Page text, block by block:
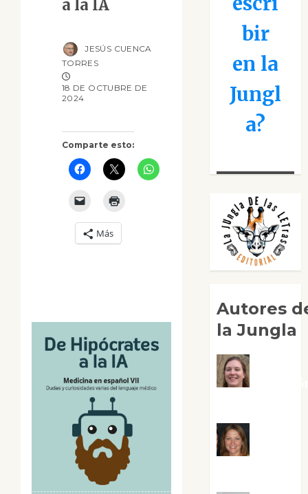
a la IA
Comparte esto:
Más
JESÚS CUENCA
TORRES
18 DE OCTUBRE DE
2024
bir
en la
Jungl
a?
Autores
la Jungla